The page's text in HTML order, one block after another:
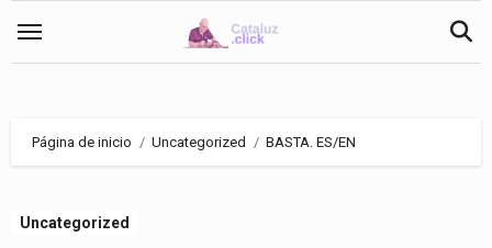
Página de inicio Uncategorized BASTA. ES/EN
Uncategorized